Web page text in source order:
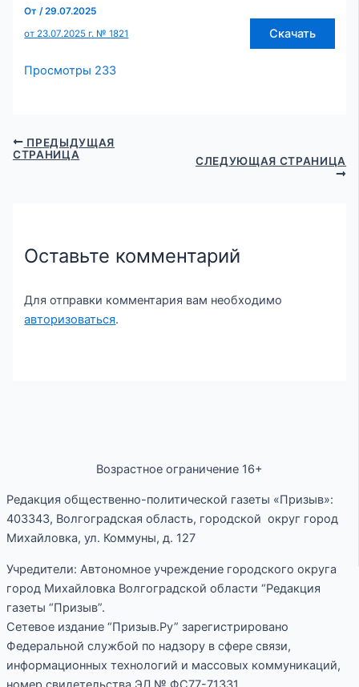
От/29.07.2025
от 23.07.2025 г. № 1821
Скачать
Просмотры 233
ПРЕДЫДУЩАЯ
СТРАНИЦА
СЛЕДУЮЩАЯ СТРАНИЦА
Оставьте комментарий
Для отправки комментария вам необходимо
авторизоваться.
Возрастное ограничение 16+
Редакция общественно-политической газеты «Призыв»:
403343, Волгоградская область, городской округ город
Михайловка, ул. Коммуны, д. 127
Учредители: Автономное учреждение городского округа
город Михайловка Волгоградской области “Редакция
газеты “Призыв”.
Сетевое издание “Призыв.Ру” зарегистрировано
Федеральной службой по надзору в сфере связи,
информационных технологий и массовых коммуникаций,